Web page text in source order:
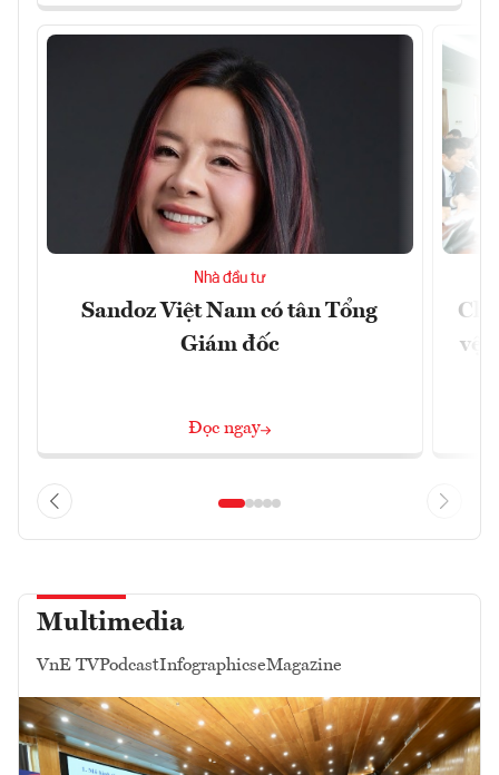
Nhà đầu tư
Sandoz Việt Nam có tân Tổng
Giám đốc
Đọc ngay
vệ
Multimedia
VnE TVPodcastInfographicseMagazine